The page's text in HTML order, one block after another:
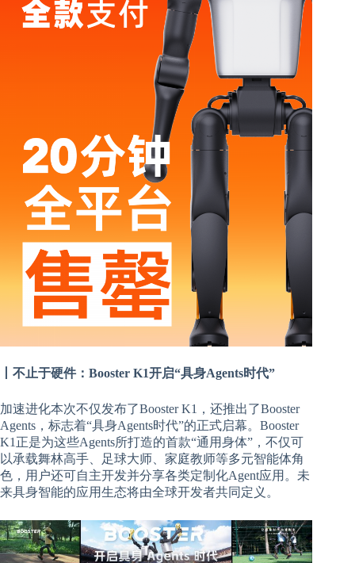
丨不止于硬件：Booster K1开启“具身Agents时代”
加速进化本次不仅发布了Booster K1，还推出了Booster
Agents，标志着“具身Agents时代”的正式启幕。Booster
K1正是为这些Agents所打造的首款“通用身体”，不仅可
以承载舞林高手、足球大师、家庭教师等多元智能体角
色，用户还可自主开发并分享各类定制化Agent应用。未
来具身智能的应用生态将由全球开发者共同定义。